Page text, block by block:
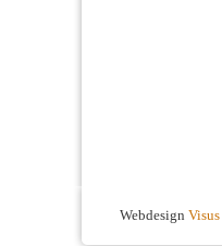
Webdesign Visus